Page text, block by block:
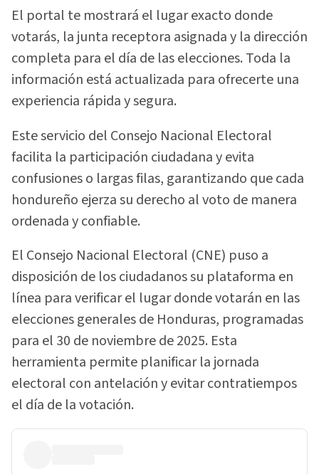
El portal te mostrará el lugar exacto donde
votarás, la junta receptora asignada y la dirección
completa para el día de las elecciones. Toda la
información está actualizada para ofrecerte una
experiencia rápida y segura.
Este servicio del Consejo Nacional Electoral
facilita la participación ciudadana y evita
confusiones o largas filas, garantizando que cada
hondureño ejerza su derecho al voto de manera
ordenada y confiable.
El Consejo Nacional Electoral (CNE) puso a
disposición de los ciudadanos su plataforma en
línea para verificar el lugar donde votarán en las
elecciones generales de Honduras, programadas
para el 30 de noviembre de 2025. Esta
herramienta permite planificar la jornada
electoral con antelación y evitar contratiempos
el día de la votación.